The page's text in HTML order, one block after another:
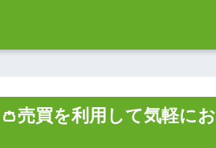
売買を利用して気軽にお